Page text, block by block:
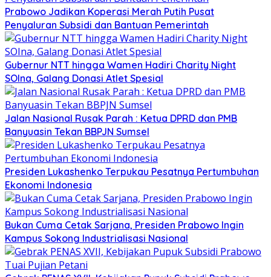
Prabowo Jadikan Koperasi Merah Putih Pusat
Penyaluran Subsidi dan Bantuan Pemerintah
Gubernur NTT hingga Wamen Hadiri Charity Night
SOIna, Galang Donasi Atlet Spesial
Jalan Nasional Rusak Parah : Ketua DPRD dan PMB
Banyuasin Tekan BBPJN Sumsel
Presiden Lukashenko Terpukau Pesatnya Pertumbuhan
Ekonomi Indonesia
Bukan Cuma Cetak Sarjana, Presiden Prabowo Ingin
Kampus Sokong Industrialisasi Nasional